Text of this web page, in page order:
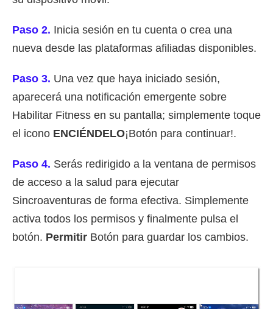
Paso 2. Inicia sesión en tu cuenta o crea una
nueva desde las plataformas afiliadas disponibles.
Paso 3. Una vez que haya iniciado sesión,
aparecerá una notificación emergente sobre
Habilitar Fitness en su pantalla; simplemente toque
el icono ENCIÉNDELO¡Botón para continuar!.
Paso 4. Serás redirigido a la ventana de permisos
de acceso a la salud para ejecutar
Sincroaventuras de forma efectiva. Simplemente
activa todos los permisos y finalmente pulsa el
botón. Permitir Botón para guardar los cambios.